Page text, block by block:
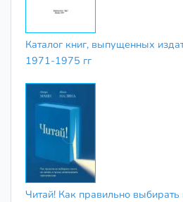
Каталог книг, выпущенных
1971-1975 гг
Читай! Как правильно выбирать